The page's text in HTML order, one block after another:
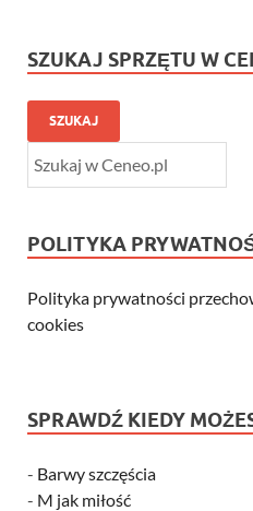
SZUKAJ SPRZĘTU W
SZUKAJ
POLITYKA
Polityka prywatności
cookies
SPRAWDŹ KIEDY
- Barwy szczęścia
- M jak miłość